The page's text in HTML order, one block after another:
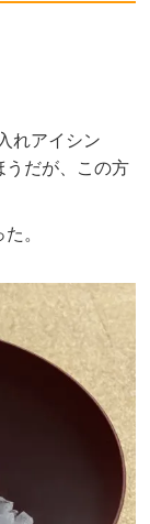
れアイシン
うだが、この方
。